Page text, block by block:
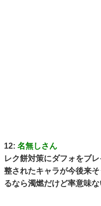
12: 名無しさん
レク餅対策にダフォをブ
整されたキャラが今後来
るなら濁燃だけど率意味